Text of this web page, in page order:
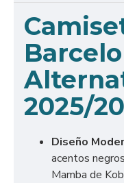
2025/
Diseño
acentos
Mamba de